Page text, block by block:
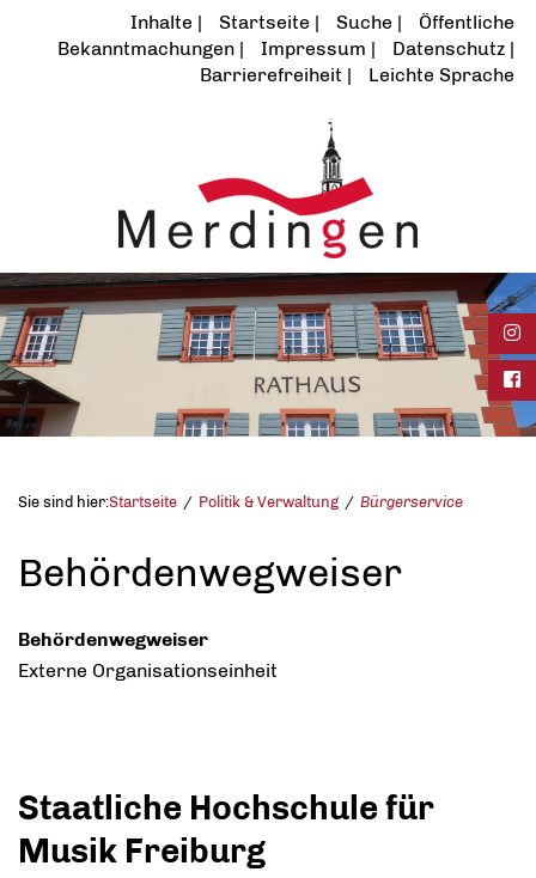
Inhalte Startseite Suche
Öffentliche
Bekanntmachungen
Impressum
Datenschutz
Barrierefreiheit
Leichte Sprache
Sie sind hier:Startseite Politik & Verwaltung Bürgerservice
Behördenwegweiser
Behördenwegweiser
Externe Organisationseinheit
Staatliche Hochschule für
Musik Freiburg